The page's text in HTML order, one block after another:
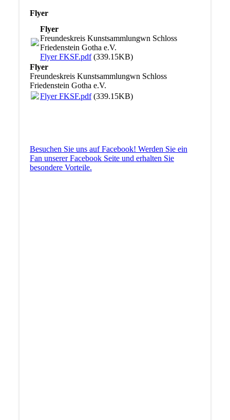
Flyer
Flyer
Freundeskreis Kunstsammlungwn Schloss
Friedenstein Gotha e.V.
Flyer FKSF.pdf(339.15KB)
Flyer
Freundeskreis Kunstsammlungwn Schloss
Friedenstein Gotha e.V.
Flyer FKSF.pdf(339.15KB)
Besuchen Sie uns auf Facebook! Werden Sie ein
Fan unserer Facebook Seite und erhalten Sie
besondere Vorteile.